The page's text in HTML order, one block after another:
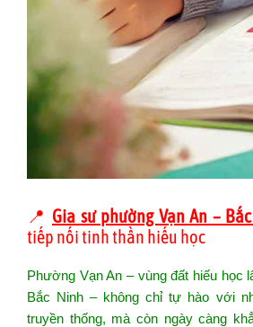
📍 Gia sư phường Vạn An –
tiếp nối tinh thần hiếu học
Phường Vạn An – vùng đất hiếu học
Bắc Ninh – không chỉ tự hào với
truyền thống, mà còn ngày càng